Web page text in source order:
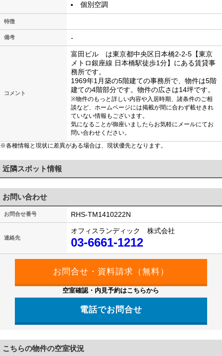
個別空調
特徴
備考 -
コメント
富田ビル は東京都中央区日本橋2-2-5【東京
メトロ銀座線 日本橋駅徒歩1分】にある賃貸事
務所です。
1969年1月築の5階建ての事務所で、物件は5階
建ての4階部分です。物件の広さは14坪です。
※物件のもっと詳しい内容や入居時期、諸条件のご相
談など、ホームページには掲載が間に合わず載せきれ
ていない情報もございます。
気になることが御座いましたらお気軽にメールにてお
問い合わせください。
※各種情報と現状に差異がある場合は、現状優先となります。
近隣スポット情報
お問い合わせ
お問合せ番号 RHS-TM1410222N
連絡先
オフィスランディック 株式会社
03-6661-1212
空室確認・内見予約はこちらから
電話でお問合せ
こちらの物件の空室状況